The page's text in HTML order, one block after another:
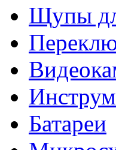
Щупы
Батареи